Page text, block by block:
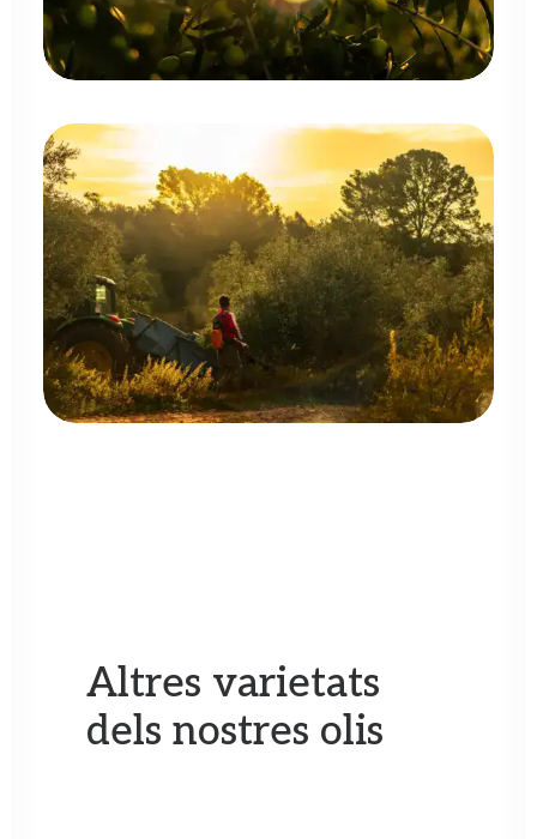
Altres varietats
dels nostres olis